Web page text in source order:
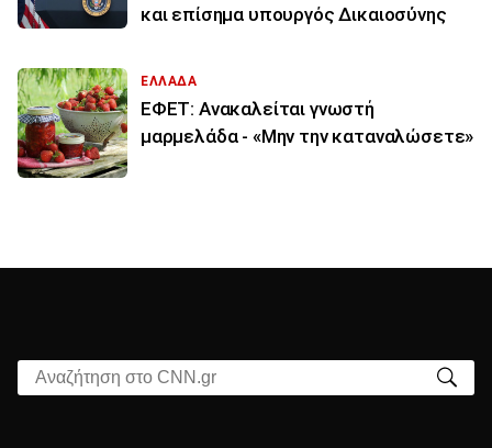
και επίσημα υπουργός Δικαιοσύνης
ΕΛΛΑΔΑ
ΕΦΕΤ: Ανακαλείται γνωστή
μαρμελάδα - «Μην την καταναλώσετε»
Αναζήτηση στο CNN.gr